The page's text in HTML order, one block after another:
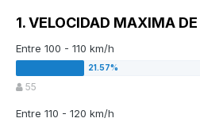
1. VELOCIDAD MAXIMA
Entre 100 - 110 km/h
55
Entre 110 - 120 km/h